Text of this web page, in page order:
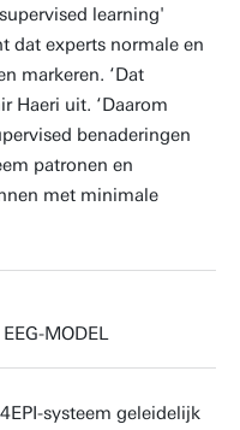
learning'
dat experts normale en
markeren. ‘Dat
Haeri uit. ‘Daarom
benaderingen
patronen en
met minimale
MODEL
systeem geleidelijk